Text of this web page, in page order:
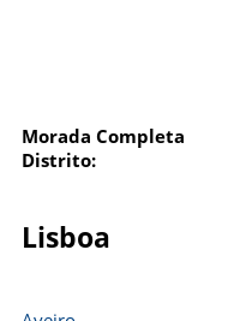
Morada Completa
Distrito:
Lisboa